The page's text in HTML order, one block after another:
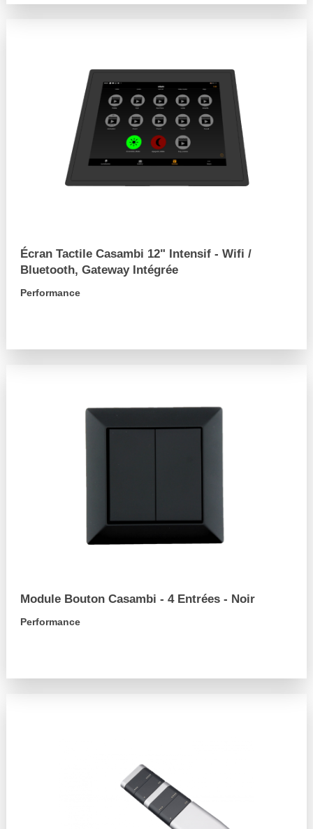
Écran Tactile Casambi 12" Intensif - Wifi /
Bluetooth, Gateway Intégrée
Performance
Module Bouton Casambi - 4 Entrées - Noir
Performance